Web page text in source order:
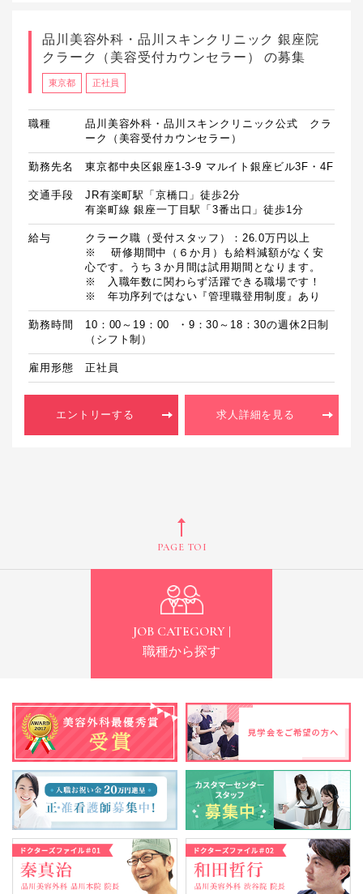
品川美容外科・品川スキンクリニック 銀座院
クラーク（美容受付カウンセラー） の募集
東京都 正社員
職種
品川美容外科・品川スキンクリニック公式 クラ
ーク（美容受付カウンセラー）
勤務先名 東京都中央区銀座1-3-9 マルイト銀座ビル3F・4F
交通手段
JR有楽町駅「京橋口」徒歩2分
有楽町線 銀座一丁目駅「3番出口」徒歩1分
給与
クラーク職（受付スタッフ）：26.0万円以上
※	研修期間中（６か月）も給料減額がなく安
心です。うち３か月間は試用期間となります。
※　入職年数に関わらず活躍できる職場です！
勤務時間
10：00～19：00  ・9：30～18：30の週休2日制
（シフト制）
雇用形態 正社員
エントリーする 求人詳細を見る
JOB CATEGORY |
職種から探す
PAGE TOP